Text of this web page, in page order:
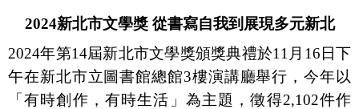
2024新北市文學獎 從書寫自我到展現多元新北
2024年第14屆新北市文學獎頒獎典禮於11月 16 日下
午在新北市立圖書館總館3樓演講廳舉行，今年以
「有時創作，有時生活」為主題，徵得2,102件作